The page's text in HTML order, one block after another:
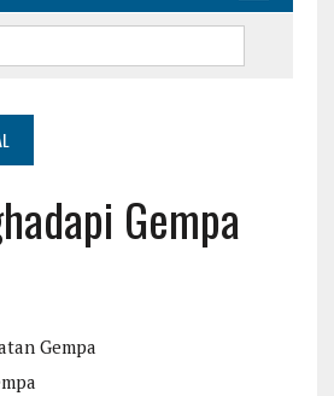
Gempa
Gempa